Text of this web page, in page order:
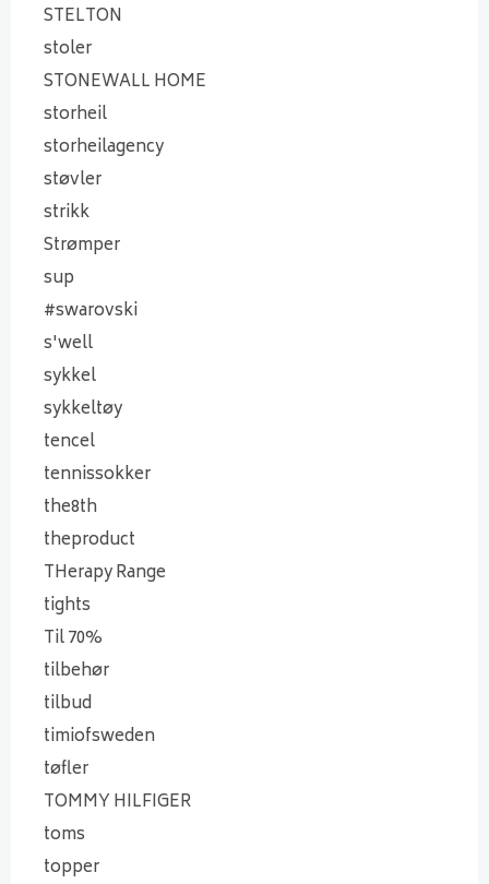
STELTON
stoler
STONEWALL HOME
storheil
storheilagency
støvler
strikk
Strømper
sup
#swarovski
s'well
sykkel
sykkeltøy
tencel
tennissokker
the8th
theproduct
THerapy Range
tights
Til 70%
tilbehør
tilbud
timiofsweden
tøfler
TOMMY HILFIGER
toms
topper